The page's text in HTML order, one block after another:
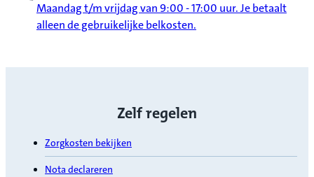
Maandag t/m vrijdag van 9:00 - 17:00 uur. Je betaalt
alleen de gebruikelijke belkosten.
Zelf regelen
Zorgkosten bekijken
Nota declareren